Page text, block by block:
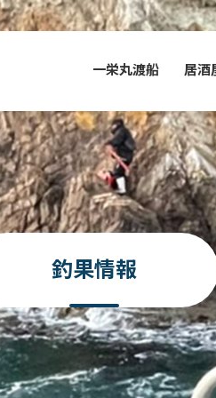
一栄丸渡船 居酒
釣果情報